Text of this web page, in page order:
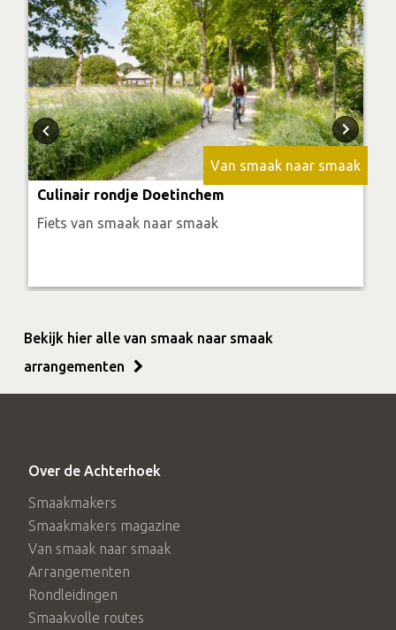
Van smaak naar smaak
Culinair rondje Doetinchem
Fiets van smaak naar smaak
Bekijk hier alle van smaak naar smaak
arrangementen
Over de Achterhoek
Smaakmakers
Smaakmakers magazine
Van smaak naar smaak
Arrangementen
Rondleidingen
Smaakvolle routes